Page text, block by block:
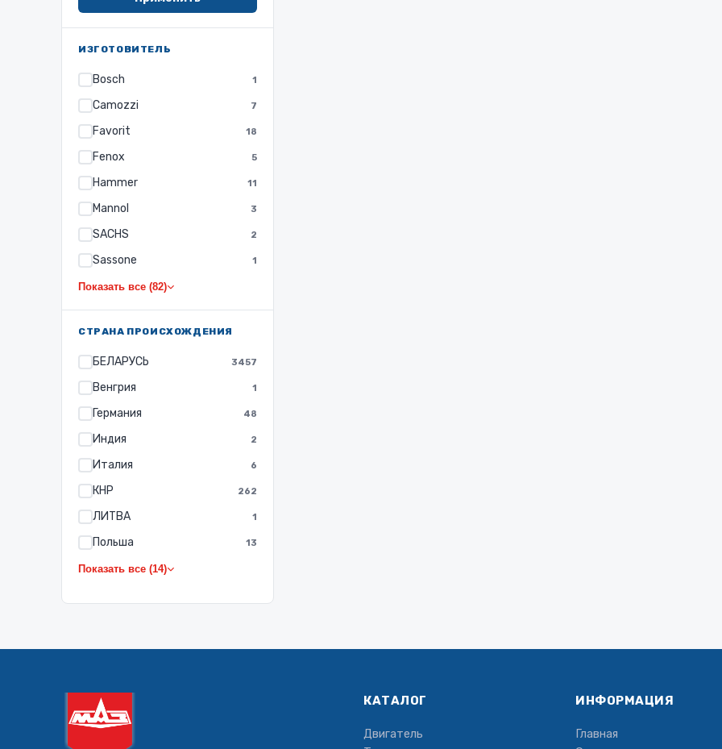
ИЗГОТОВИТЕЛЬ
Bosch 1
Camozzi 7
Favorit 18
Fenox 5
Hammer 11
Mannol 3
SACHS 2
Sassone 1
Показать все (82)
СТРАНА ПРОИСХОЖДЕНИЯ
БЕЛАРУСЬ 3457
Венгрия 1
Германия 48
Индия 2
Италия 6
КНР 262
ЛИТВА 1
Польша 13
Показать все (14)
КАТАЛОГ
Двигатель
ИНФОРМАЦИЯ
Главная